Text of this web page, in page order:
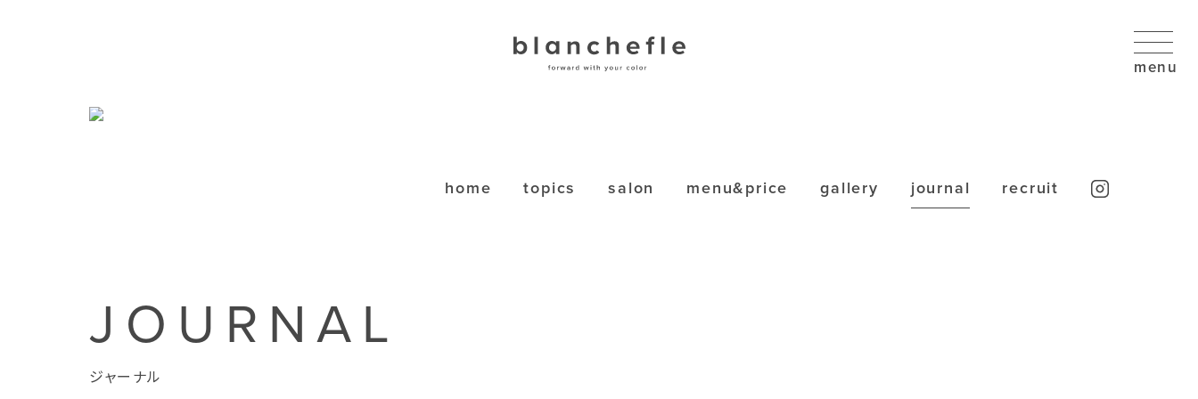
home topics salon menu&price gallery journal recruit
JOURNAL
ジャーナル